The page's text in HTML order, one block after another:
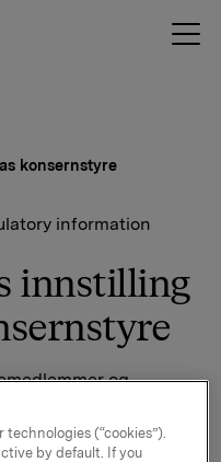
konsernstyre
information
innstilling
og
(“cookies”).
by default. If you